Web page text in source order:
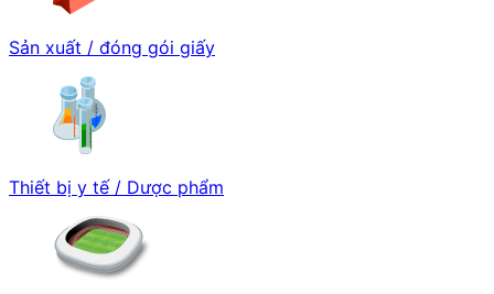
Sản xuất / đóng gói giấy
Thiết bị y tế / Dược phẩm